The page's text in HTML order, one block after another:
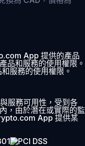
App 提供的產品
品和服務的使用權限。
服務的使用權限。
服務可用性，受到各
，由於潛在或實際的監
App 提供某